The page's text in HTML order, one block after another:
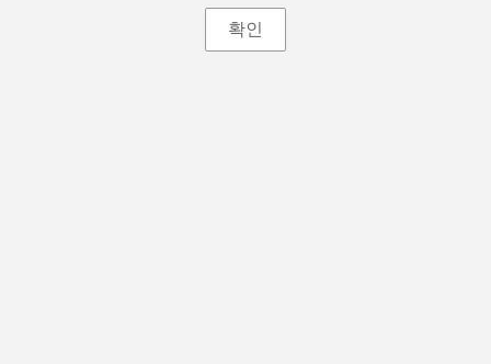
확인